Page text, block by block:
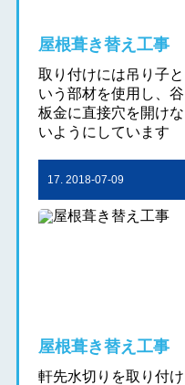
屋根葺き替え工事
取り付けには吊り子と
いう部材を使用し、谷
板金に直接穴を開けな
いようにしています
17. 2018-07-09
屋根葺き替え工事
軒先水切りを取り付け